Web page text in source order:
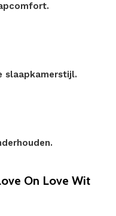
slaapkamerstijl.
On Love Wit